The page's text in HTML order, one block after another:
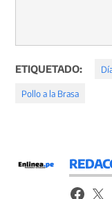
ETIQUETADO:
Pollo a la Brasa